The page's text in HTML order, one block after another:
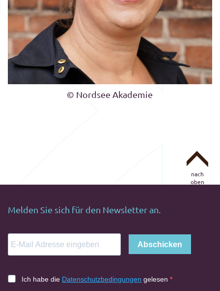
© Nordsee Akademie
nach
oben
Melden Sie sich für den Newsletter an.
Abschicken
Ich habe die Datenschutzbedingungen gelesen